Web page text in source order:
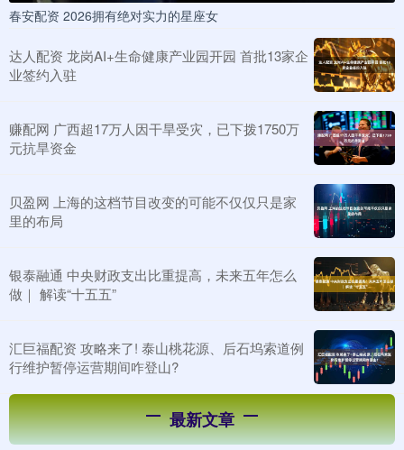
春安配资 2026拥有绝对实力的星座女
达人配资 龙岗AI+生命健康产业园开园 首批13家企
业签约入驻
赚配网 广西超17万人因干旱受灾，已下拨1750万
元抗旱资金
贝盈网 上海的这档节目改变的可能不仅仅只是家
里的布局
银泰融通 中央财政支出比重提高，未来五年怎么
做｜ 解读“十五五”
汇巨福配资 攻略来了! 泰山桃花源、后石坞索道例
行维护暂停运营期间咋登山?
最新文章